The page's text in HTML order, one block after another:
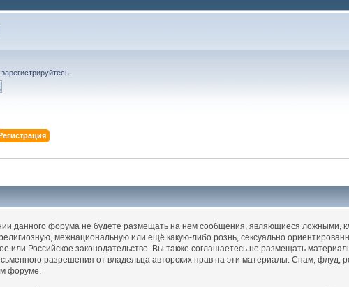
зарегистрируйтесь
данного форума не будете размещать на нем сообщения, являющиеся ложными,
межнациональную или ещё какую-либо рознь, сексуально
Российское законодательство. Вы также соглашаетесь не размещать
разрешения от владельца авторских прав на эти материалы. Спам,
форуме.